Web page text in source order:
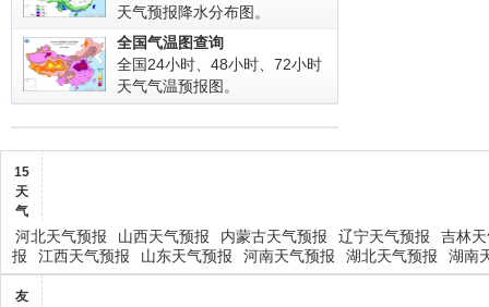
天气预报降水分布图。
全国气温图查询
全国24小时、48小时、72小时
天气气温预报图。
15
天
气
河北天气预报 山西天气预报 内蒙古天气预报 辽宁天气预报
吉林
报
江西天气预报 山东天气预报 河南天气预报 湖北天气预报 湖南
友